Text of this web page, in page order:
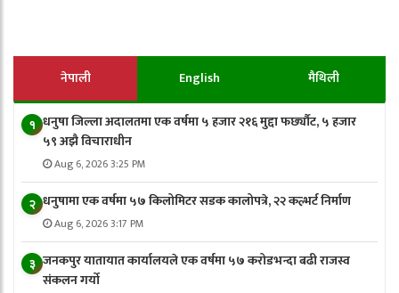
नेपाली English मैथिली
१ धनुषा जिल्ला अदालतमा एक वर्षमा ५ हजार २१६ मुद्दा फर्छ्यौट, ५ हजार
५९ अझै विचाराधीन
Aug 6, 2026 3:25 PM
२ धनुषामा एक वर्षमा ५७ किलोमिटर सडक कालोपत्रे, २२ कल्भर्ट निर्माण
Aug 6, 2026 3:17 PM
३ जनकपुर यातायात कार्यालयले एक वर्षमा ५७ करोडभन्दा बढी राजस्व
संकलन गर्याे